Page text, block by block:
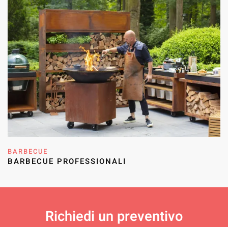
BARBECUE
BARBECUE PROFESSIONALI
Richiedi un preventivo